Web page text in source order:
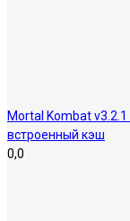
Mortal Kombat
встроенный кэш
0,0